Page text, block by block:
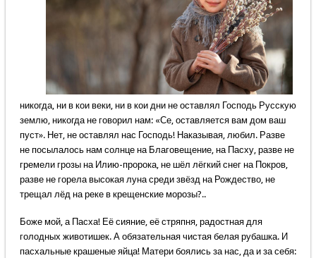
никогда, ни в кои веки, ни в кои дни не оставлял Господь Русскую
землю, никогда не говорил нам: «Се, оставляется вам дом ваш
пуст». Нет, не оставлял нас Господь! Наказывая, любил. Разве
не посылалось нам солнце на Благовещение, на Пасху, разве не
гремели грозы на Илию-пророка, не шёл лёгкий снег на Покров,
разве не горела высокая луна среди звёзд на Рождество, не
трещал лёд на реке в крещенские морозы?..
Боже мой, а Пасха! Её сияние, её стряпня, радостная для
голодных животишек. А обязательная чистая белая рубашка. И
пасхальные крашеные яйца! Матери боялись за нас, да и за себя: